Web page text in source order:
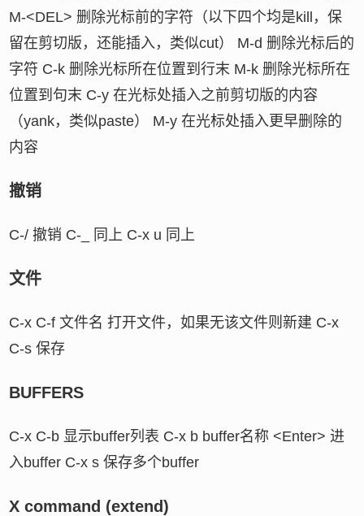
M-<DEL> 删除光标前的字符（以下四个均是kill，保
留在剪切版，还能插入，类似cut） M-d 删除光标后的
字符 C-k 删除光标所在位置到行末 M-k 删除光标所在
位置到句末 C-y 在光标处插入之前剪切版的内容
（yank，类似paste） M-y 在光标处插入更早删除的
内容
撤销
C-/ 撤销 C-_ 同上 C-x u 同上
文件
C-x C-f 文件名 打开文件，如果无该文件则新建 C-x
C-s 保存
BUFFERS
C-x C-b 显示buffer列表 C-x b buffer名称 <Enter> 进
入buffer C-x s 保存多个buffer
X command (extend)